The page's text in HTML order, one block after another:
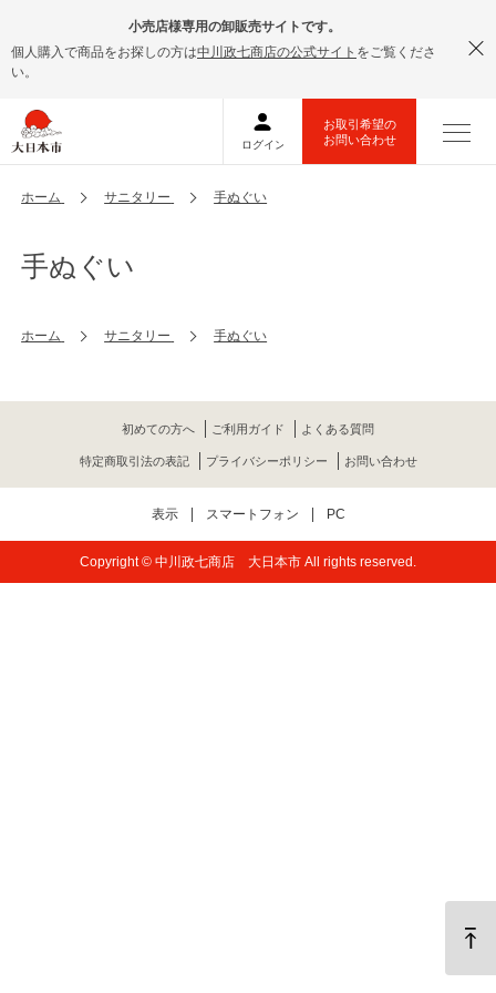
小売店様専用の卸販売サイトです。
個人購入で商品をお探しの方は中川政七商店の公式サイト をご覧くださ
い。
ホーム サニタリー 手ぬぐい
手ぬぐい
ホーム サニタリー 手ぬぐい
初めての方へ ご利用ガイド よくある質問
特定商取引法の表記 プライバシーポリシー お問い合わせ
表示 スマートフォン PC
Copyright © 中川政七商店 大日本市 All rights reserved.